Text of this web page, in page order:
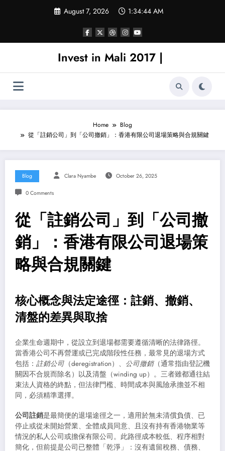
August 7, 2026 1:34:44 AM
Invest in Mali 2017 |
Home
Blog
從「註銷公司」到「公司撤銷」：香港有限公司退場策略與合規關鍵
Blog Clara Nyambe October 26, 2025
0 Comments
從「註銷公司」到「公司撤
銷」：香港有限公司退場策
略與合規關鍵
核心概念與法定途徑：註銷、撤銷、
清盤的差異與取捨
企業生命週期中，從設立到退場都需要遵循清晰的法律路徑。
當香港公司不再營運或已完成階段性任務，最常見的退場方式
包括： 註銷公司 （deregistration）、 公司撤銷（通常指由登記機
關因不合規而除名）以及清盤（winding up）。三者雖都通往結
束法人資格的終點，但法律門檻、時間成本與風險承擔並不相
同，必須精準選擇。
公司註銷是最簡便的退場途徑之一，適用於無未清償負債、已
停止或從未開始營業、全體成員同意、且沒有持有香港物業等
情況的私人公司或擔保有限公司。此路徑成本較低、程序相對
簡化，但前提是公司已整體「乾淨」：沒有遺留稅務、債務、